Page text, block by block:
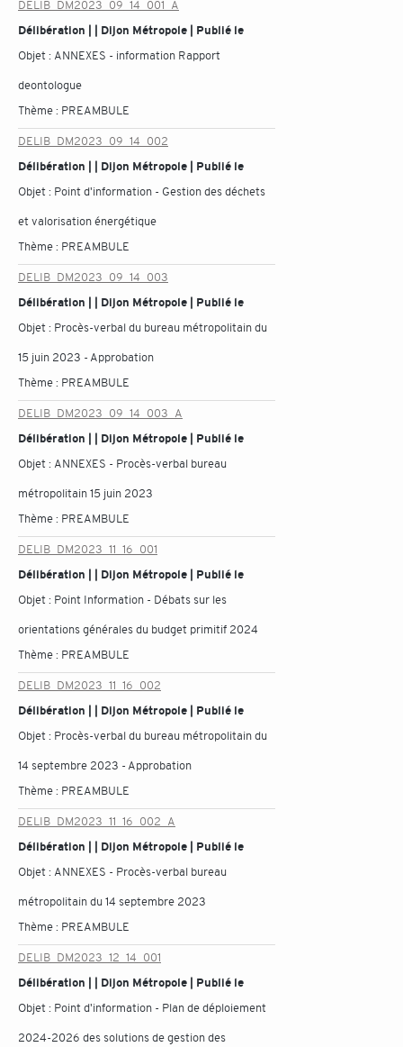
DELIB_DM2023_09_14_001_A
Délibération | | Dijon Métropole | Publié le
Objet : ANNEXES - information Rapport
deontologue
Thème : PREAMBULE
DELIB_DM2023_09_14_002
Délibération | | Dijon Métropole | Publié le
Objet : Point d'information - Gestion des déchets
et valorisation énergétique
Thème : PREAMBULE
DELIB_DM2023_09_14_003
Délibération | | Dijon Métropole | Publié le
Objet : Procès-verbal du bureau métropolitain du
15 juin 2023 - Approbation
Thème : PREAMBULE
DELIB_DM2023_09_14_003_A
Délibération | | Dijon Métropole | Publié le
Objet : ANNEXES - Procès-verbal bureau
métropolitain 15 juin 2023
Thème : PREAMBULE
DELIB_DM2023_11_16_001
Délibération | | Dijon Métropole | Publié le
Objet : Point Information - Débats sur les
orientations générales du budget primitif 2024
Thème : PREAMBULE
DELIB_DM2023_11_16_002
Délibération | | Dijon Métropole | Publié le
Objet : Procès-verbal du bureau métropolitain du
14 septembre 2023 - Approbation
Thème : PREAMBULE
DELIB_DM2023_11_16_002_A
Délibération | | Dijon Métropole | Publié le
Objet : ANNEXES - Procès-verbal bureau
métropolitain du 14 septembre 2023
Thème : PREAMBULE
DELIB_DM2023_12_14_001
Délibération | | Dijon Métropole | Publié le
Objet : Point d'information - Plan de déploiement
2024-2026 des solutions de gestion des